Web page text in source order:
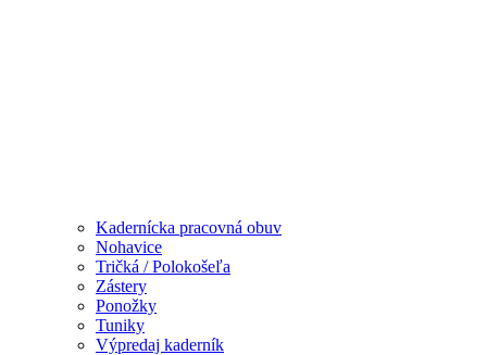
Kadernícka pracovná obuv
Nohavice
Tričká / Polokošeľa
Zástery
Ponožky
Tuniky
Výpredaj kaderník